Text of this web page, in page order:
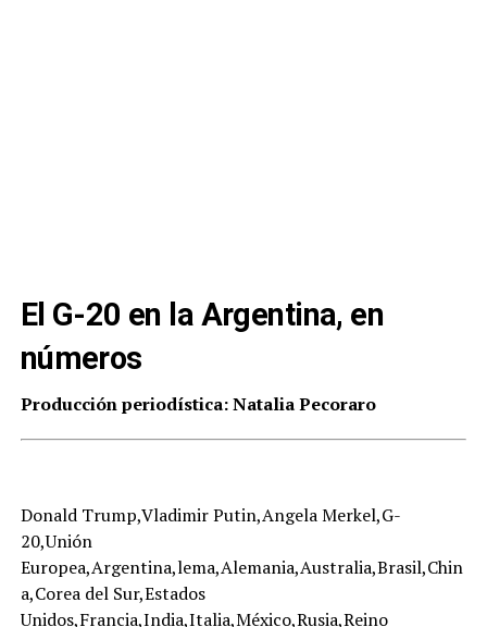
El G-20 en la Argentina, en
números
Producción periodística: Natalia Pecoraro
Donald Trump,Vladimir Putin,Angela Merkel,G-
20,Unión
Europea,Argentina,lema,Alemania,Australia,Brasil,Chin
a,Corea del Sur,Estados
Unidos,Francia,India,Italia,México,Rusia,Reino